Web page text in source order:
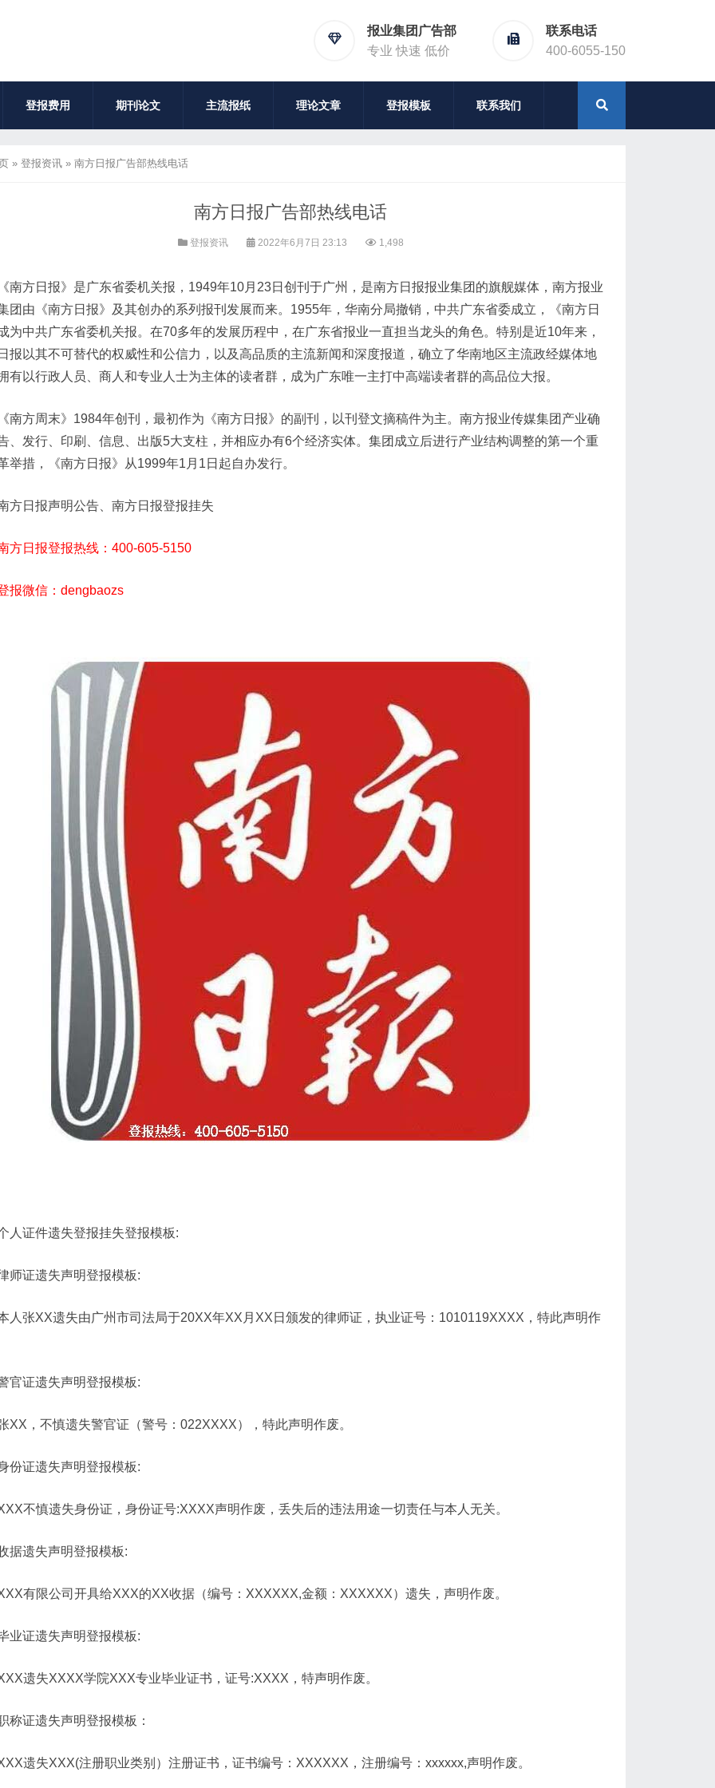
报业集团广告部
专业 快速 低价
联系电话
400-6055-150
登报费用 期刊论文 主流报纸 理论文章 登报模板 联系我们
» 登报资讯 » 南方日报广告部热线电话
南方日报广告部热线电话
登报资讯 2022年6月7日 23:13 1,498
南方日报》是广东省委机关报，1949年10月23日创刊于广州，是南方日报报业集团的旗舰媒体，南方报业
团由《南方日报》及其创办的系列报刊发展而来。1955年，华南分局撤销，中共广东省委成立，《南方日
为中共广东省委机关报。在70多年的发展历程中，在广东省报业一直担当龙头的角色。特别是近10年来，
报以其不可替代的权威性和公信力，以及高品质的主流新闻和深度报道，确立了华南地区主流政经媒体地
有以行政人员、商人和专业人士为主体的读者群，成为广东唯一主打中高端读者群的高品位大报。
南方周末》1984年创刊，最初作为《南方日报》的副刊，以刊登文摘稿件为主。南方报业传媒集团产业确
、发行、印刷、信息、出版5大支柱，并相应办有6个经济实体。集团成立后进行产业结构调整的第一个重
举措，《南方日报》从1999年1月1日起自办发行。
方日报声明公告、南方日报登报挂失
方日报登报热线：400-605-5150
报微信：dengbaozs
人证件遗失登报挂失登报模板:
师证遗失声明登报模板:
人张XX遗失由广州市司法局于20XX年XX月XX日颁发的律师证，执业证号：1010119XXXX，特此声明作
官证遗失声明登报模板:
XX，不慎遗失警官证（警号：022XXXX），特此声明作废。
份证遗失声明登报模板:
不慎遗失身份证，身份证号:XXXX声明作废，丢失后的违法用途一切责任与本人无关。
据遗失声明登报模板:
有限公司开具给XXX的XX收据（编号：XXXXXX,金额：XXXXXX）遗失，声明作废。
业证遗失声明登报模板:
遗失XXXX学院XXX专业毕业证书，证号:XXXX，特声明作废。
称证遗失声明登报模板：
遗失XXX(注册职业类别）注册证书，证书编号：XXXXXX，注册编号：xxxxxx,声明作废。